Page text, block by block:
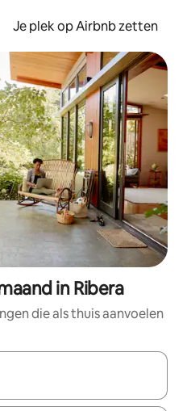
Je plek op Airbnb zetten
in Ribera
die als thuis aanvoelen
zijn, maak je een keuze